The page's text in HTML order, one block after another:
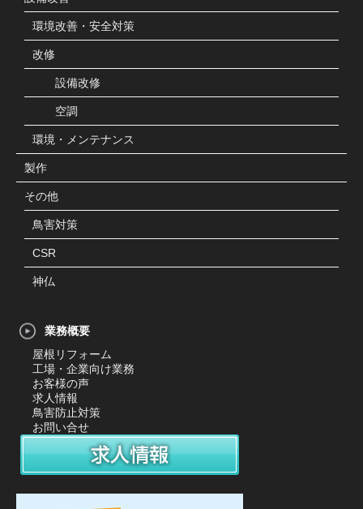
環境改善・安全対策
改修
設備改修
空調
環境・メンテナンス
製作
その他
鳥害対策
CSR
神仏
業務概要
屋根リフォーム
工場・企業向け業務
お客様の声
求人情報
鳥害防止対策
お問い合せ